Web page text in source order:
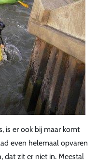
is er ook bij maar komt
even helemaal opvaren
dat zit er niet in. Meestal